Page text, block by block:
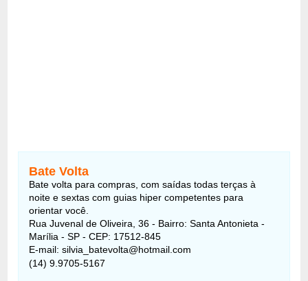
Bate Volta
Bate volta para compras, com saídas todas terças à
noite e sextas com guias hiper competentes para
orientar você.
Rua Juvenal de Oliveira, 36 - Bairro: Santa Antonieta -
Marília - SP - CEP: 17512-845
E-mail:silvia_batevolta@hotmail.com
(14) 9.9705-5167